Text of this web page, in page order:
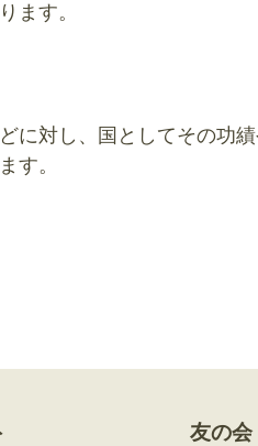
ます。
に対し、国としてその功
す。
友の会